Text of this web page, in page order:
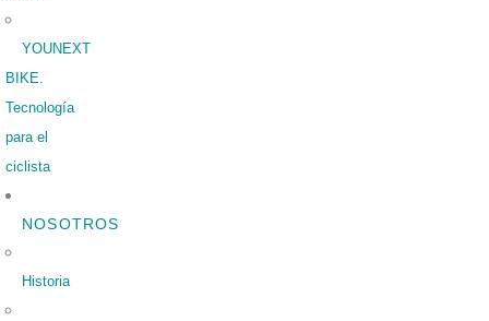
YOUNEXT
BIKE.
Tecnología
para el
ciclista
NOSOTROS
Historia